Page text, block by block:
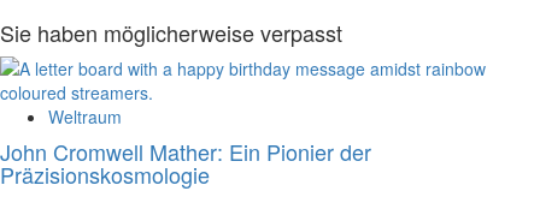
Sie haben möglicherweise verpasst
Weltraum
John Cromwell Mather: Ein Pionier der
Präzisionskosmologie